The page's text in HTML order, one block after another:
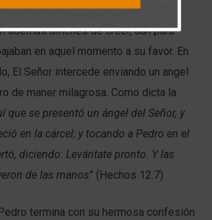
otros planes para Pedro, que
además díficiles de creer, aun para
en aquel momento a su favor. En
El Señor intercede enviando un angel
de maner milagrosa. Como dicta la
que se presentó un ángel del Señor, y
en la cárcel; y tocando a Pedro en el
diciendo: Levántate pronto. Y las
de las manos” (Hechos 12:7)
termina con su hermosa confesión